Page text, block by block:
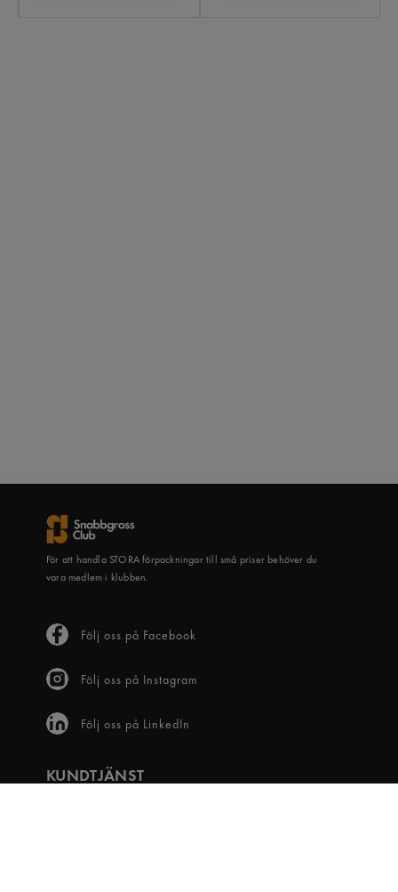
För att handla STORA förpackningar till små priser behöver du
vara medlem i klubben.
Följ oss på Facebook
Följ oss på Instagram
Följ oss på LinkedIn
KUNDTJÄNST